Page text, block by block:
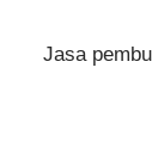
Jasa